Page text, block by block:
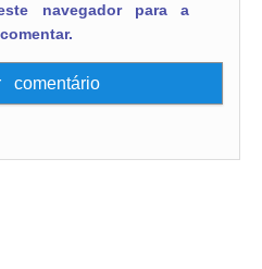
navegador para a